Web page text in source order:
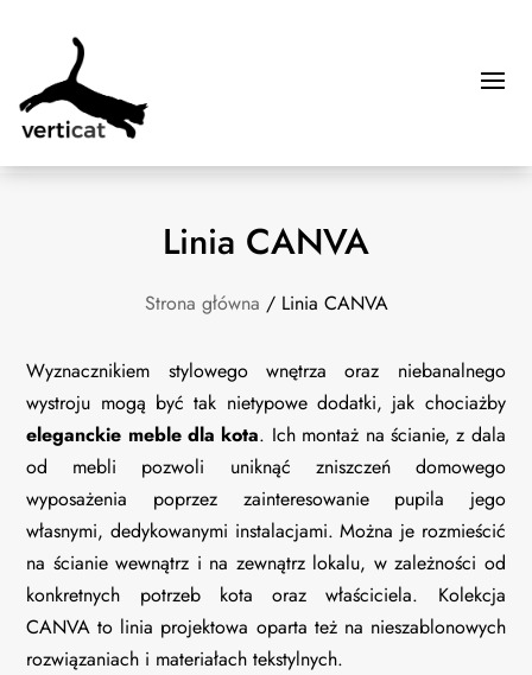
Linia CANVA
Strona główna / Linia CANVA
Wyznacznikiem stylowego wnętrza oraz niebanalnego
wystroju mogą być tak nietypowe dodatki, jak chociażby
eleganckie meble dla kota. Ich montaż na ścianie, z dala
od mebli pozwoli uniknąć zniszczeń domowego
wyposażenia poprzez zainteresowanie pupila jego
własnymi, dedykowanymi instalacjami. Można je rozmieścić
na ścianie wewnątrz i na zewnątrz lokalu, w zależności od
konkretnych potrzeb kota oraz właściciela. Kolekcja
CANVA to linia projektowa oparta też na nieszablonowych
rozwiązaniach i materiałach tekstylnych.